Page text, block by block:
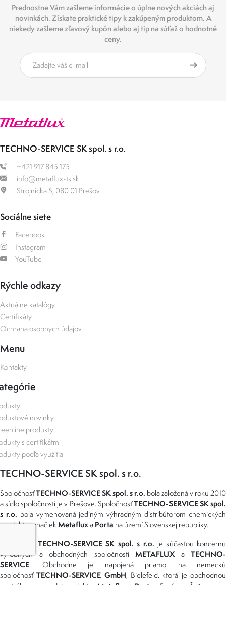
Prednostne Vám zašleme informácie o úplne nových akciách aj
novinkách. Získate praktické tipy k zakúpeným produktom. A
niekedy zašleme zľavový kupón alebo aj tip na súťaž o hodnotné
ceny.
TECHNO-SERVICE SK spol. s r.o.
+421 917 845 175
info@metaflux-ts.sk
Strojnícka 5, 080 01 Prešov
Sociálne siete
Facebook
Instagram
YouTube
Rýchle odkazy
Aktuálne katalógy
Certifikáty
Ochrana osobnych údajov
Menu
Kontakty
novinky
produkty
s certifikátmi
podľa využitia
TECHNO-SERVICE SK spol. s r.o.
SpoločnosťTECHNO-SERVICE SK spol. s r.o. bola založená v roku 2010
a sídlo spoločnosti je v Prešove. SpoločnosťTECHNO-SERVICE SK spol.
s r.o. bola vymenovaná jediným výhradným distribútorom chemických
produktov značiekMetafluxa Porta na území Slovenskej republiky.
TECHNO-SERVICE SK spol. s r.o. je súčasťou koncernu
výrobných a obchodných spoločností METAFLUXa TECHNO-
SERVICE. Obchodne je napojená priamo na nemeckú
spoločnosťTECHNO-SERVICE GmbH, Bielefeld, ktorá je obchodnou
centrálou pre predaj produktov Metaflux a Porta v Európe a Ázii.